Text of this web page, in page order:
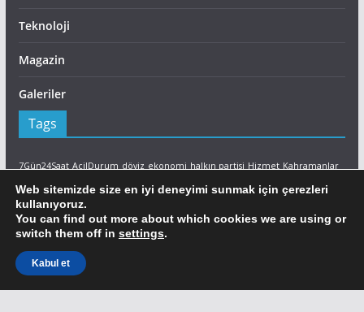
Teknoloji
Magazin
Galeriler
Tags
7Gün24Saat AcilDurum döviz ekonomi halkın partisi Hizmet Kahramanlar
Lefkoşa LTB Son Dakika sutek Yangın İtfaiye
Facebook
Ajans Ada Facebook
Web sitemizde size en iyi deneyimi sunmak için çerezleri
kullanıyoruz.
You can find out more about which cookies we are using or
switch them off in settings.
Kabul et